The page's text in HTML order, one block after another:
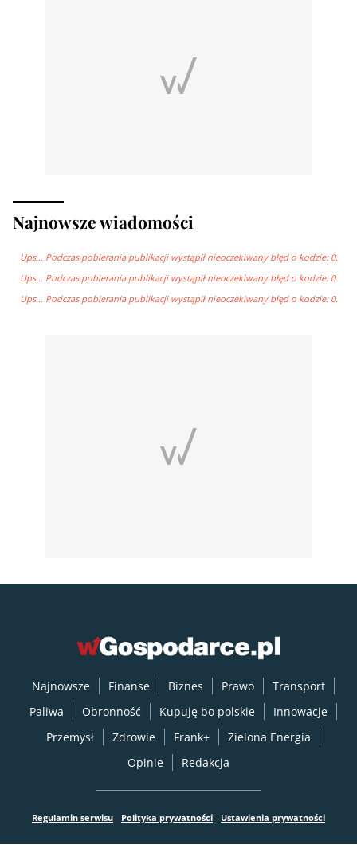
Najnowsze wiadomości
Ups… Podczas pobierania publikacji wystąpił nieoczekiwany błęd o kodzie: 0.
Ups… Podczas pobierania publikacji wystąpił nieoczekiwany błęd o kodzie: 0.
Ups… Podczas pobierania publikacji wystąpił nieoczekiwany błęd o kodzie: 0.
Najnowsze Finanse Biznes Prawo
Transport
Paliwa
Obronność Kupuję bo polskie
Innowacje
Przemysł
Zdrowie Frank+
Zielona Energia
Opinie
Redakcja
Regulamin serwisu Polityka prywatności Ustawienia prywatności